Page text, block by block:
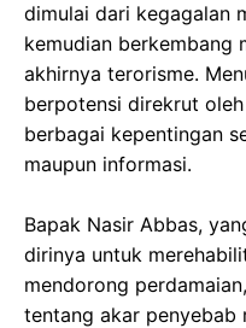
dimulai dari kegagalan
kemudian berkembang
akhirnya terorisme.
berpotensi direkrut
berbagai kepentingan
maupun informasi.
Bapak Nasir Abbas,
dirinya untuk
mendorong
tentang akar penyebab